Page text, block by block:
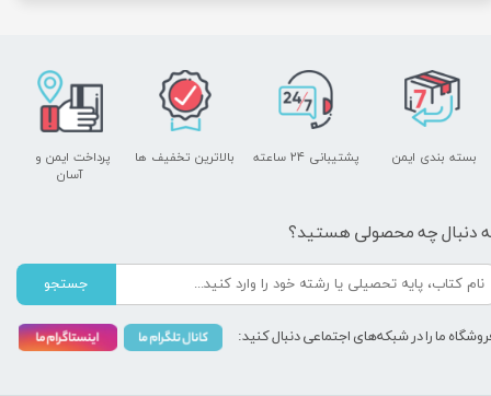
پشتیبانی ۲۴ ساعته
پرداخت ایمن و ​​​​​​​
آسان
بسته بندی ایمن بالاترین تخفیف ها
دنبال چه محصولی هستید؟
جستجو
ما را در شبکه‌های اجتماعی دنبال کنید: